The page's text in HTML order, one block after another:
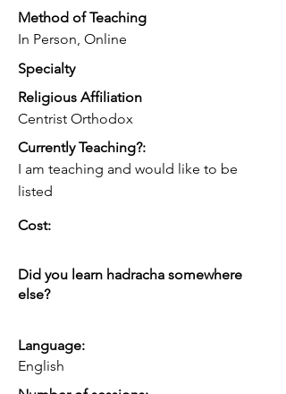
Method of Teaching
In Person, Online
Specialty
Religious Affiliation
Centrist Orthodox
Currently Teaching?:
I am teaching and would like to be
listed
Cost:
Did you learn hadracha somewhere
else?
Language:
English